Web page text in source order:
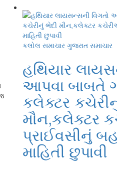
કલોલ સમાચાર ગુજરાત સમાચાર
હથિયાર
આપવા બાબતે
કલેક્ટર
મૌન,કલેક્ટર
પ્રાઈવસીનું
માહિતી છુપાવી